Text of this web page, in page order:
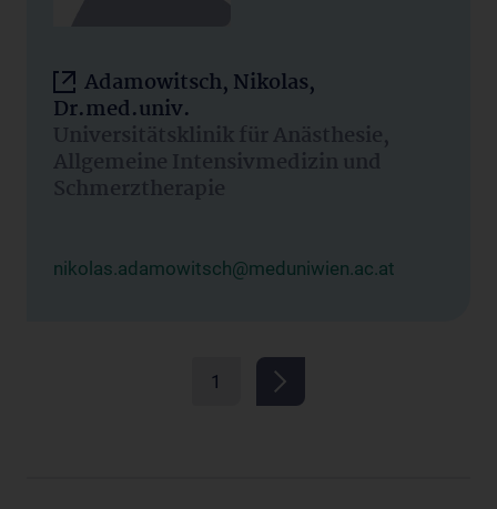
Adamowitsch, Nikolas,
Dr.med.univ.
Universitätsklinik für Anästhesie,
Allgemeine Intensivmedizin und
Schmerztherapie
nikolas.adamowitsch@meduniwien.ac.at
1